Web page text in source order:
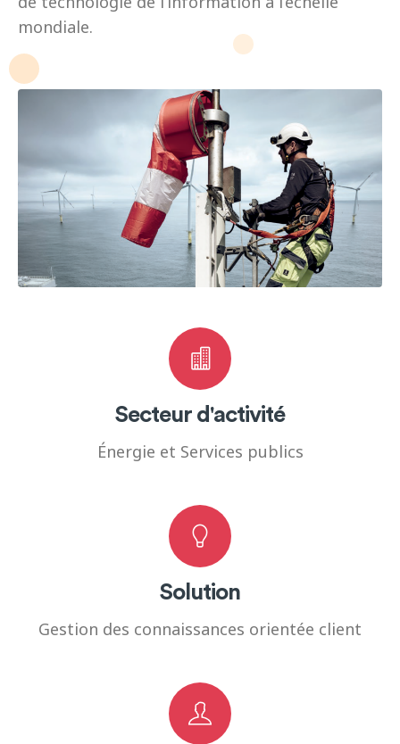
mondiale.
Secteur d'activité
Énergie et Services publics
Solution
Gestion des connaissances orientée client